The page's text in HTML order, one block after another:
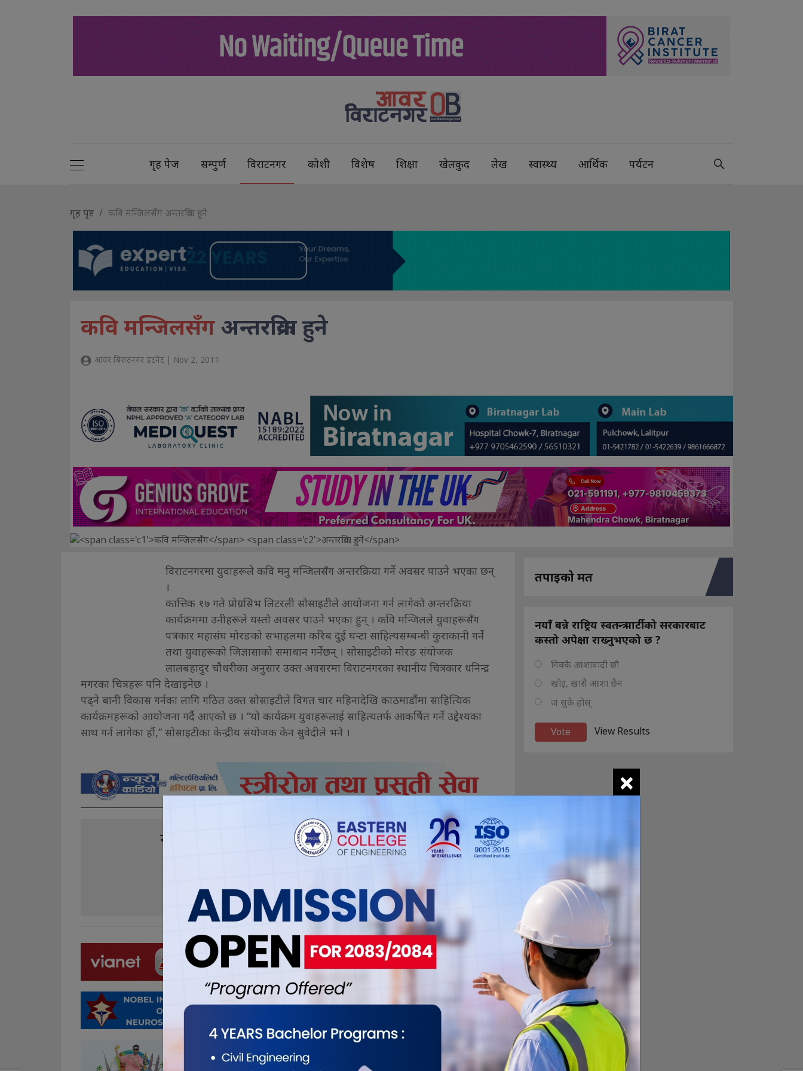
गृह पेज सम्पुर्ण विराटनगर कोशी विशेष शिक्षा खेलकुद लेख स्वास्थ्य आर्थिक पर्यटन
गृह पृष्ट कवि मन्जिलसँग अन्तरक्रिया हुने
कवि मन्जिलसँग अन्तरक्रिया हुने
आवर बिराटनगर डटनेट | Nov 2, 2011
विराटनगरमा युवाहरूले कवि मनु मन्जिलसँग अन्तरक्रिया गर्ने अवसर पाउने भएका छन्
।
कात्तिक १७ गते प्रोग्रसिभ लिटरली सोसाइटीले आयोजना गर्न लागेको अन्तरक्रिया
कार्यक्रममा उनीहरूले यस्तो अवसर पाउने भएका हुन् । कवि मन्जिलले युवाहरूसँग
पत्रकार महासंघ मोरङको सभाहलमा करिब दुई घन्टा साहित्यसम्बन्धी कुराकानी गर्ने
तथा युवाहरूको जिज्ञासाको समाधान गर्नेछन् । सोसाइटीको मोरङ संयोजक
लालबहादुर चौधरीका अनुसार उक्त अवसरमा विराटनगरका स्थानीय चित्रकार धनिन्द्र
मगरका चित्रहरू पनि देखाइनेछ ।
पढ्ने बानी विकास गर्नका लागि गठित उक्त सोसाइटीले विगत चार महिनादेखि काठमाडौंमा साहित्यिक
कार्यक्रमहरूको आयोजना गर्दै आएको छ । “यो कार्यक्रम युवाहरूलाई साहित्यतर्फ आकर्षित गर्ने उद्देश्यका
साथ गर्न लागेका हौं,” सोसाइटीका केन्द्रीय संयोजक केन सुवेदीले भने ।
यो खबर पढेर तपाईलाई कस्तो महसुस भयो ?
0 0 0 0 0
तपाइको मत
नयाँ बन्ने राष्ट्रिय स्वतन्त्र पार्टीको सरकारबाट
कस्तो अपेक्षा राख्नुभएको छ ?
निक्कै आशावादी छौ
खोइ, खासै आशा छैन
ज सुकै होस्
View Results
×